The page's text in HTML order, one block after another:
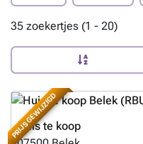
35 zoekertjes (1 - 20)
PRIJS GEWIJZIGD
Huis te koop